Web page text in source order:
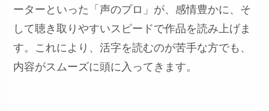
ーターといった「声のプロ」が、感情豊かに、そ
して聴き取りやすいスピードで作品を読み上げま
す。これにより、活字を読むのが苦手な方でも、
内容がスムーズに頭に入ってきます。